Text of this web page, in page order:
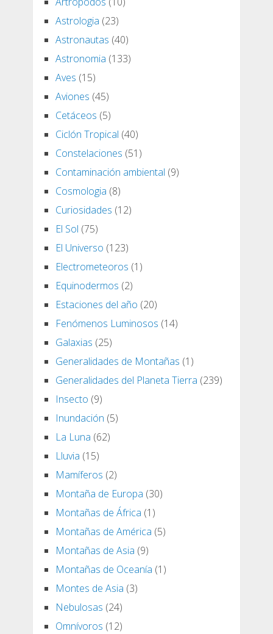
Astrologia (23)
Astronautas (40)
Astronomia (133)
Aves (15)
Aviones (45)
Cetáceos (5)
Ciclón Tropical (40)
Constelaciones (51)
Contaminación ambiental (9)
Cosmologia (8)
Curiosidades (12)
El Sol (75)
El Universo (123)
Electrometeoros (1)
Equinodermos (2)
Estaciones del año (20)
Fenómenos Luminosos (14)
Galaxias (25)
Generalidades de Montañas (1)
Generalidades del Planeta Tierra (239)
Insecto (9)
Inundación (5)
La Luna (62)
Lluvia (15)
Mamíferos (2)
Montaña de Europa (30)
Montañas de África (1)
Montañas de América (5)
Montañas de Asia (9)
Montañas de Oceanía (1)
Montes de Asia (3)
Nebulosas (24)
Omnívoros (12)